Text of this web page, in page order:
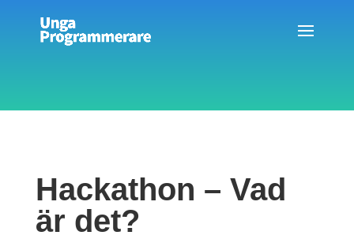
Hackathon – Vad
är det?